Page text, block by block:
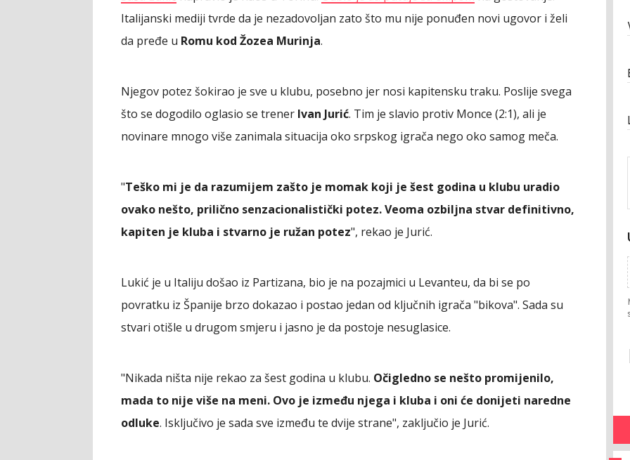
Italijanski mediji tvrde da je nezadovoljan zato što mu nije ponuđen novi ugovor i želi
da pređe u Romu kod Žozea Murinja.
Njegov potez šokirao je sve u klubu, posebno jer nosi kapitensku traku. Poslije svega
što se dogodilo oglasio se trener Ivan Jurić. Tim je slavio protiv Monce (2:1), ali je
novinare mnogo više zanimala situacija oko srpskog igrača nego oko samog meča.
"Teško mi je da razumijem zašto je momak koji je šest godina u klubu uradio
ovako nešto, prilično senzacionalistički potez. Veoma ozbiljna stvar definitivno,
kapiten je kluba i stvarno je ružan potez", rekao je Jurić.
Lukić je u Italiju došao iz Partizana, bio je na pozajmici u Levanteu, da bi se po
povratku iz Španije brzo dokazao i postao jedan od ključnih igrača "bikova". Sada su
stvari otišle u drugom smjeru i jasno je da postoje nesuglasice.
"Nikada ništa nije rekao za šest godina u klubu. Očigledno se nešto promijenilo,
mada to nije više na meni. Ovo je između njega i kluba i oni će donijeti naredne
odluke. Isključivo je sada sve između te dvije strane", zaključio je Jurić.